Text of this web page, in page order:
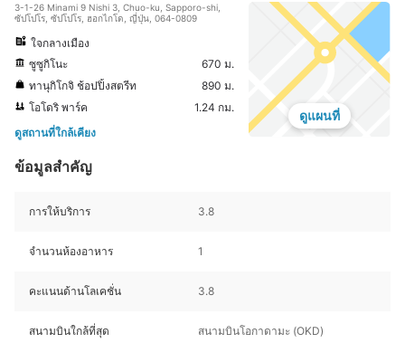
3-1-26 Minami 9 Nishi 3, Chuo-ku, Sapporo-shi,
ซัปโปโร, ซัปโปโร, ฮอกไกโด, ญี่ปุ่น, 064-0809
ใจกลางเมือง
ซูซูกิโนะ
670 ม.
ทานุกิโกจิ ช้อปปิ้งสตรีท
890 ม.
โอโดริ พาร์ค
1.24 กม.
ดูสถานที่ใกล้เคียง
ดูแผนที่
ข้อมูลสำคัญ
การให้บริการ 3.8
จำนวนห้องอาหาร 1
คะแนนด้านโลเคชั่น 3.8
สนามบินใกล้ที่สุด สนามบินโอกาดามะ (OKD)